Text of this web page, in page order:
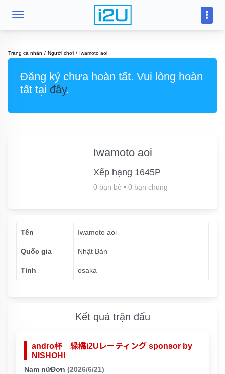
Trang cá nhân Người chơi Iwamoto aoi
Đăng ký chưa hoàn tất. Vui lòng hoàn
tất tại đây.
Iwamoto aoi
Xếp hạng 1645P
0 bạn bè • 0 bạn chung
Tên Iwamoto aoi
Quốc gia Nhật Bản
Tỉnh osaka
Kết quả trận đấu
andro杯 緑橋i2Uレーティング sponsor by
NISHOHI
Nam nữĐơn (2026/6/21)